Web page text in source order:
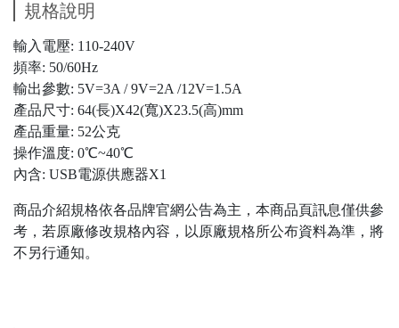
規格說明
輸入電壓: 110-240V
頻率: 50/60Hz
輸出參數: 5V=3A / 9V=2A /12V=1.5A
產品尺寸: 64(長)X42(寬)X23.5(高)mm
產品重量: 52公克
操作溫度: 0℃~40℃
內含: USB電源供應器X1
商品介紹規格依各品牌官網公告為主，本商品頁訊息僅供參
考，若原廠修改規格內容，以原廠規格所公布資料為準，將
不另行通知。